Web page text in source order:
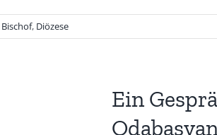
Bischof, Diözese
Ein